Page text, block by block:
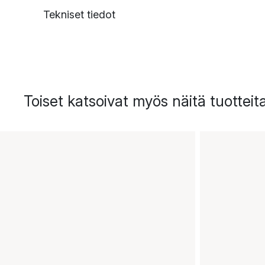
Tekniset tiedot
Toiset katsoivat myös näitä